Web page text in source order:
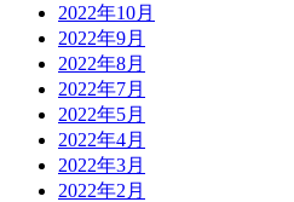
2022年10月
2022年9月
2022年8月
2022年7月
2022年5月
2022年4月
2022年3月
2022年2月